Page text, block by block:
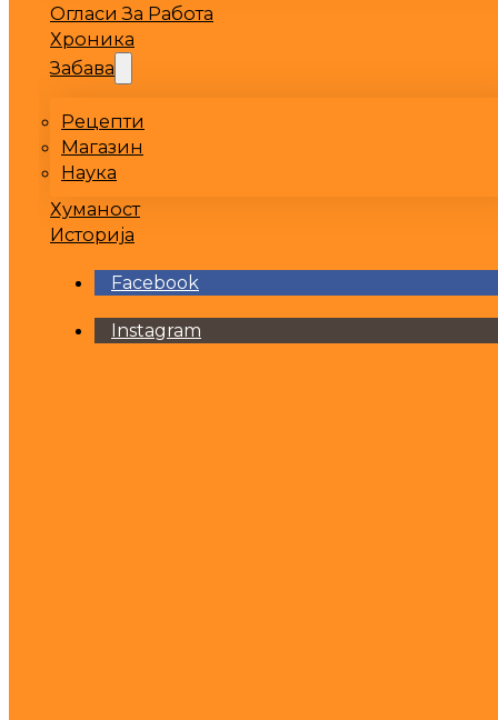
Огласи За Работа
Хроника
Забава
Рецепти
Магазин
Наука
Хуманост
Историја
Facebook
Instagram